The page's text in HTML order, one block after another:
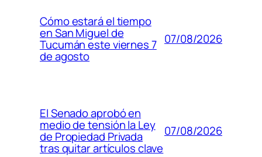
Cómo estará el tiempo
en San Miguel de
Tucumán este viernes 7
de agosto
07/08/2026
El Senado aprobó en
medio de tensión la Ley
de Propiedad Privada
tras quitar artículos clave
07/08/2026